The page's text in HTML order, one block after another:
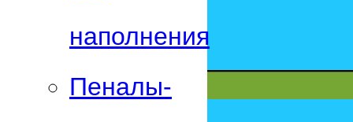
наполнения
Пеналы-